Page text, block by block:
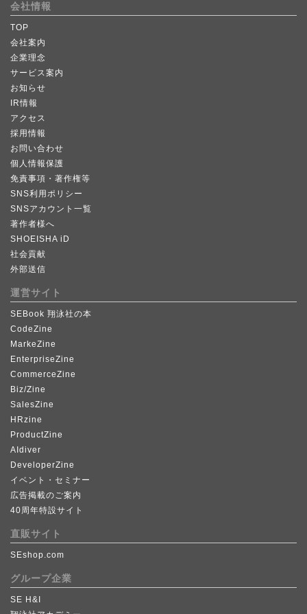
会社情報
TOP
会社案内
企業理念
サービス案内
お知らせ
IR情報
アクセス
採用情報
お問い合わせ
個人情報保護
免責事項・著作権等
SNS利用ポリシー
SNSアカウント一覧
著作者様へ
SHOEISHA iD
社会貢献
外部送信
運営サイト
SEBook 翔泳社の本
CodeZine
MarkeZine
EnterpriseZine
CommerceZine
Biz/Zine
SalesZine
HRzine
ProductZine
AIdiver
DeveloperZine
イベント・セミナー
広告掲載のご案内
40周年特設サイト
直販サイト
SEshop.com
グループ企業
SE H&I